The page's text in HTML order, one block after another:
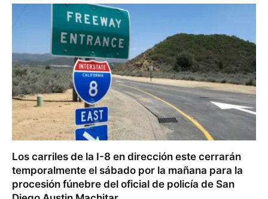
Los carriles de la I-8 en dirección este cerrarán
temporalmente el sábado por la mañana para la
procesión fúnebre del oficial de policía de San